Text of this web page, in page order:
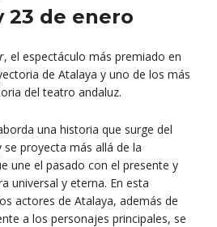
23 de enero
, el espectáculo más premiado en
de Atalaya y uno de los más
del teatro andaluz.
una historia que surge del
proyecta más allá de la
une el pasado con el presente y
universal y eterna. En esta
actores de Atalaya, además de
a los personajes principales, se